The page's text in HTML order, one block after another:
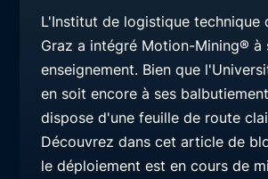
L'Institut de logistique technique
Graz a intégré Motion-Mining® à
enseignement. Bien que
en soit encore à ses
dispose d'une feuille de route
Découvrez dans cet article de
le déploiement est en cours de